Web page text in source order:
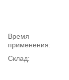
Время
применения:
Склад: